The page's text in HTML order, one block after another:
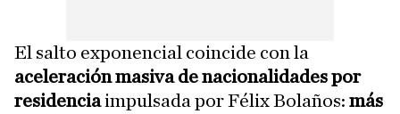
El salto exponencial coincide con la
aceleración masiva de nacionalidades por
residenciaimpulsada por Félix Bolaños: más